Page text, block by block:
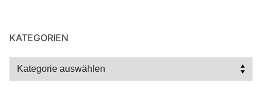
KATEGORIEN
Kategorien